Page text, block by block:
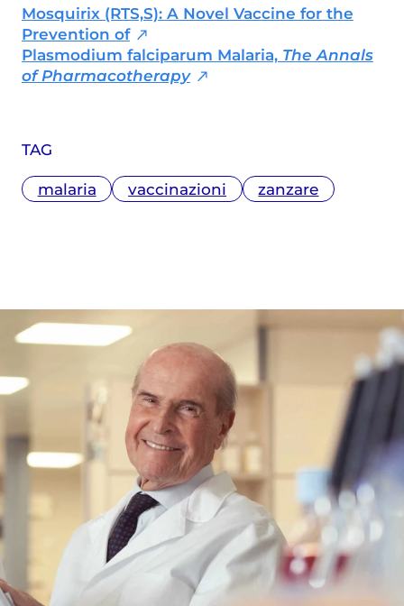
TAG
malaria vaccinazioni zanzare
Mosquirix (RTS,S): A Novel Vaccine for the
Prevention of
Plasmodium falciparum Malaria, The Annals
of Pharmacotherapy